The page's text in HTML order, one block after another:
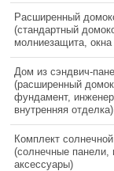
Расширенный
(стандартный
молниезащита,
Дом из сэндвич-
(расширенный
фундамент,
внутренняя отделка)
Комплект
(солнечные панели,
аксессуары)